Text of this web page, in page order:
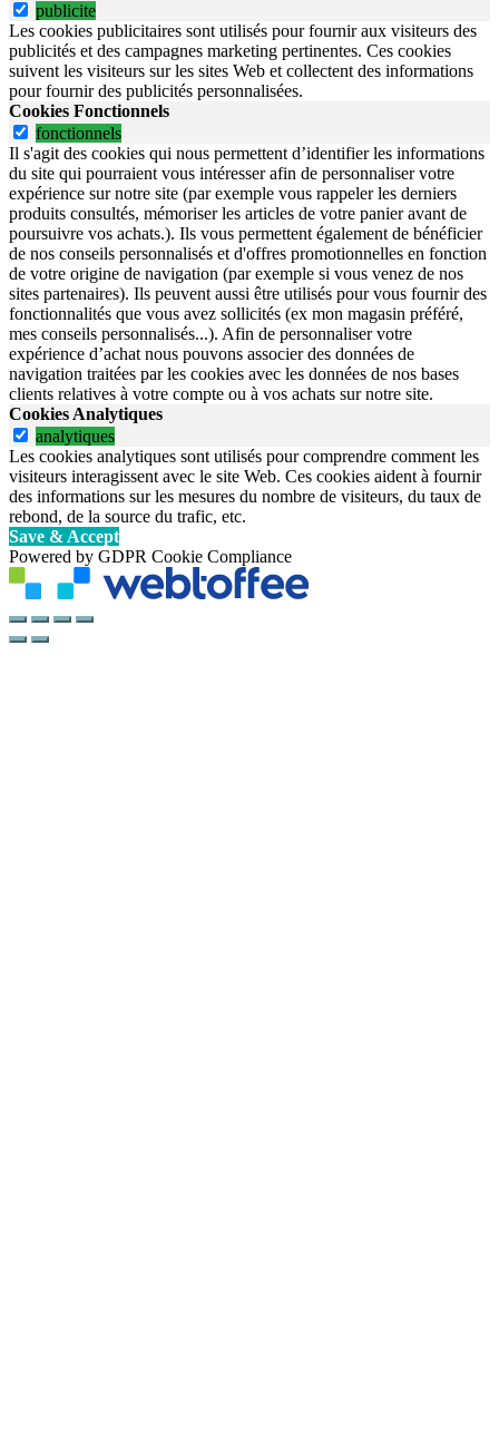
publicite
Les cookies publicitaires sont utilisés pour fournir aux visiteurs des
publicités et des campagnes marketing pertinentes. Ces cookies
suivent les visiteurs sur les sites Web et collectent des informations
pour fournir des publicités personnalisées.
Cookies Fonctionnels
fonctionnels
Il s'agit des cookies qui nous permettent d’identifier les informations
du site qui pourraient vous intéresser afin de personnaliser votre
expérience sur notre site (par exemple vous rappeler les derniers
produits consultés, mémoriser les articles de votre panier avant de
poursuivre vos achats.). Ils vous permettent également de bénéficier
de nos conseils personnalisés et d'offres promotionnelles en fonction
de votre origine de navigation (par exemple si vous venez de nos
sites partenaires). Ils peuvent aussi être utilisés pour vous fournir des
fonctionnalités que vous avez sollicités (ex mon magasin préféré,
mes conseils personnalisés...). Afin de personnaliser votre
expérience d’achat nous pouvons associer des données de
navigation traitées par les cookies avec les données de nos bases
clients relatives à votre compte ou à vos achats sur notre site.
Cookies Analytiques
analytiques
Les cookies analytiques sont utilisés pour comprendre comment les
visiteurs interagissent avec le site Web. Ces cookies aident à fournir
des informations sur les mesures du nombre de visiteurs, du taux de
rebond, de la source du trafic, etc.
Save & Accept
Powered by GDPR Cookie Compliance